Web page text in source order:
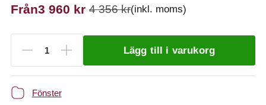
Från3 960 kr 4 356kr(inkl. moms)
Lägg till i varukorg
Fönster